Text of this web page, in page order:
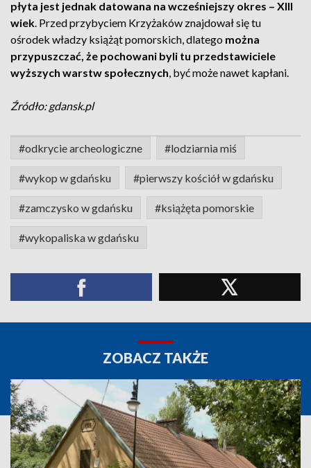
płyta jest jednak datowana na wcześniejszy okres – XIII
wiek. Przed przybyciem Krzyżaków znajdował się tu
ośrodek władzy książąt pomorskich, dlatego można
przypuszczać, że pochowani byli tu przedstawiciele
wyższych warstw społecznych, być może nawet kapłani.
Źródło: gdansk.pl
#odkrycie archeologiczne #lodziarnia miś
#wykop w gdańsku #pierwszy kościół w gdańsku
#zamczysko w gdańsku #książęta pomorskie
#wykopaliska w gdańsku
ZOBACZ TAKŻE